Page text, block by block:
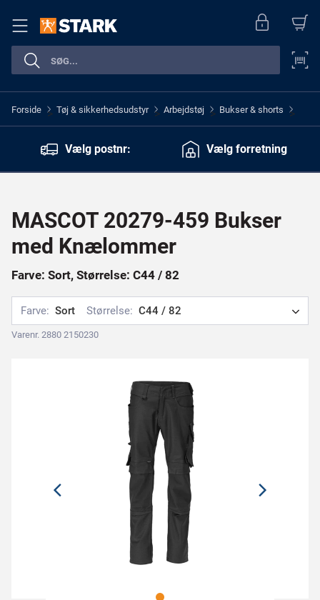
Forside > Tøj & sikkerhedsudstyr > Arbejdstøj > Bukser & shorts >
Vælg postnr: Vælg forretning
MASCOT 20279-459 Bukser
med Knælommer
Farve: Sort, Størrelse: C44 / 82
Farve: Sort Størrelse: C44 / 82
Varenr. 2880 2150230